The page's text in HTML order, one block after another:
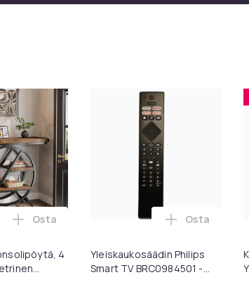
AKB75095308 ostoskoriin
4
Lisää Tribesigns Konsolipöytä, 4 tasoa,
Osta
Yleiskaukosäädin Philips
Smart TV BRC0984501 -
Lisää
Osta